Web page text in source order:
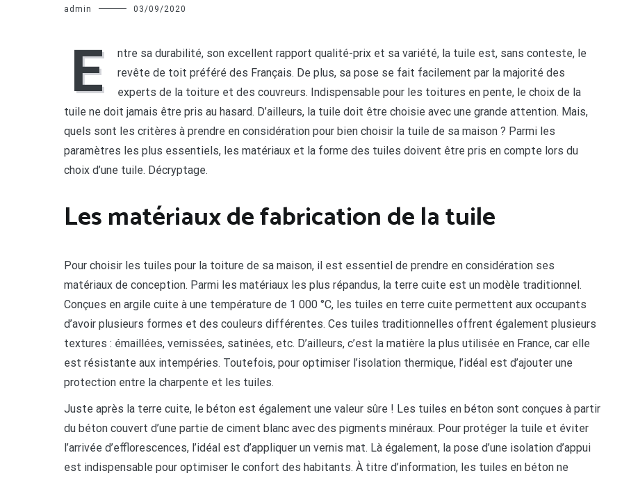
admin 03/09/2020
E
ntre sa durabilité, son excellent rapport qualité-prix et sa variété, la tuile est, sans conteste, le
revête de toit préféré des Français. De plus, sa pose se fait facilement par la majorité des
experts de la toiture et des couvreurs. Indispensable pour les toitures en pente, le choix de la
tuile ne doit jamais être pris au hasard. D’ailleurs, la tuile doit être choisie avec une grande attention. Mais,
quels sont les critères à prendre en considération pour bien choisir la tuile de sa maison ? Parmi les
paramètres les plus essentiels, les matériaux et la forme des tuiles doivent être pris en compte lors du
choix d’une tuile. Décryptage.
Les matériaux de fabrication de la tuile
Pour choisir les tuiles pour la toiture de sa maison, il est essentiel de prendre en considération ses
matériaux de conception. Parmi les matériaux les plus répandus, la terre cuite est un modèle traditionnel.
Conçues en argile cuite à une température de 1 000 °C, les tuiles en terre cuite permettent aux occupants
d’avoir plusieurs formes et des couleurs différentes. Ces tuiles traditionnelles offrent également plusieurs
textures : émaillées, vernissées, satinées, etc. D’ailleurs, c’est la matière la plus utilisée en France, car elle
est résistante aux intempéries. Toutefois, pour optimiser l’isolation thermique, l’idéal est d’ajouter une
protection entre la charpente et les tuiles.
Juste après la terre cuite, le béton est également une valeur sûre ! Les tuiles en béton sont conçues à partir
du béton couvert d’une partie de ciment blanc avec des pigments minéraux. Pour protéger la tuile et éviter
l’arrivée d’efflorescences, l’idéal est d’appliquer un vernis mat. Là également, la pose d’une isolation d’appui
est indispensable pour optimiser le confort des habitants. À titre d’information, les tuiles en béton ne